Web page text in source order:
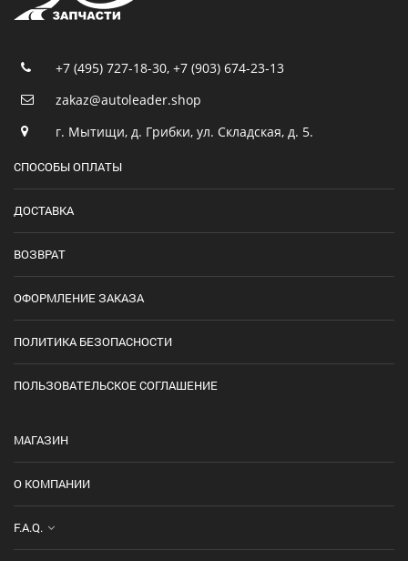
+7 (495) 727-18-30, +7 (903) 674-23-13
zakaz@autoleader.shop
г. Мытищи, д. Грибки, ул. Складская, д. 5.
СПОСОБЫ ОПЛАТЫ
ДОСТАВКА
ВОЗВРАТ
ОФОРМЛЕНИЕ ЗАКАЗА
ПОЛИТИКА БЕЗОПАСНОСТИ
ПОЛЬЗОВАТЕЛЬСКОЕ СОГЛАШЕНИЕ
МАГАЗИН
О КОМПАНИИ
F.A.Q.